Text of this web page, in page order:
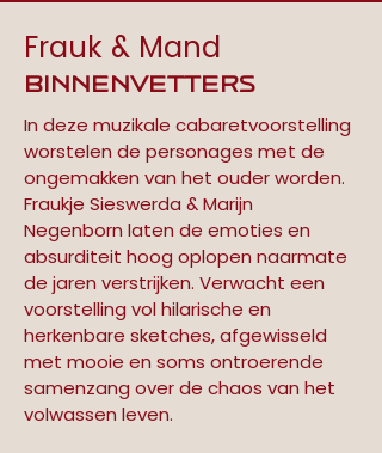
Frauk & Mand
Binnenvetters
In deze muzikale cabaretvoorstelling
worstelen de personages met de
ongemakken van het ouder worden.
Fraukje Sieswerda & Marijn
Negenborn laten de emoties en
absurditeit hoog oplopen naarmate
de jaren verstrijken. Verwacht een
voorstelling vol hilarische en
herkenbare sketches, afgewisseld
met mooie en soms ontroerende
samenzang over de chaos van het
volwassen leven.